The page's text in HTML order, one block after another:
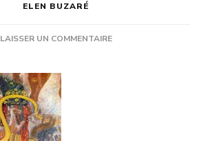
ELEN BUZARÉ
LAISSER UN COMMENTAIRESUR